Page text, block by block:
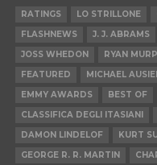
RATINGS LO STRILLONE
FLASHNEWS
J. J. ABRAMS
JOSS WHEDON
RYAN
FEATURED
MICHAEL
EMMY AWARDS
BEST OF
CLASSIFICA DEGLI ITASIANI
DAMON LINDELOF
KURT
GEORGE R. R. MARTIN